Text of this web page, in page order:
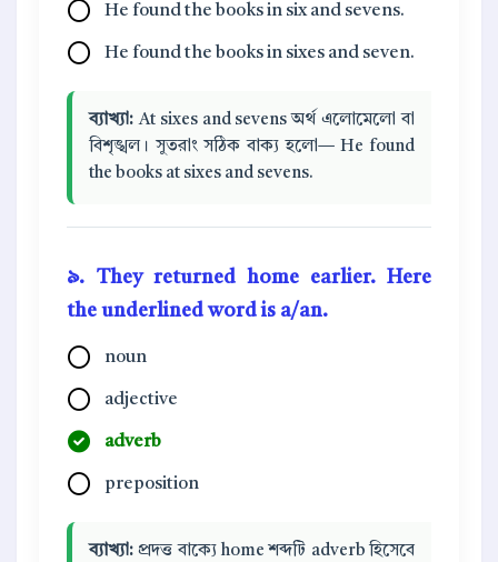
He found the books in six and sevens.
He found the books in sixes and seven.
ব্যাখ্যা: At sixes and sevens অর্থ এলোমেলো বা
বিশৃঙ্খল। সুতরাং সঠিক বাক্য হলো— He found
the books at sixes and sevens.
৯. They returned home earlier. Here
the underlined word is a/an.
noun
adjective
adverb
preposition
ব্যাখ্যা: প্রদত্ত বাক্যে home শব্দটি adverb হিসেবে